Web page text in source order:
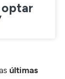
optar
últimas